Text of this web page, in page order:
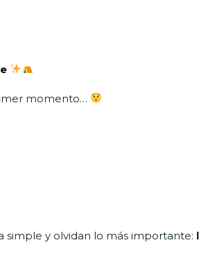
momento…
simple y olvidan lo más importante: